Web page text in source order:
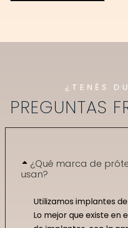
¿TENÉS
PREGUNTAS
¿Qué marca de
usan?
Utilizamos implantes
Lo mejor que existe en